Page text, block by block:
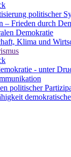
politischer
– Frieden durch
Demokratie
Klima und
- unter
politischer